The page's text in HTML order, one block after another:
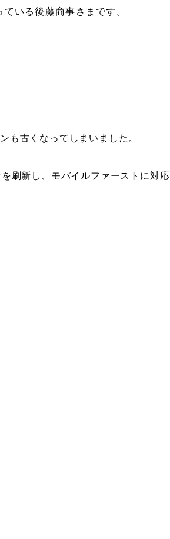
いる後藤商事さまです。
も古くなってしまいました。
刷新し、モバイルファーストに対応